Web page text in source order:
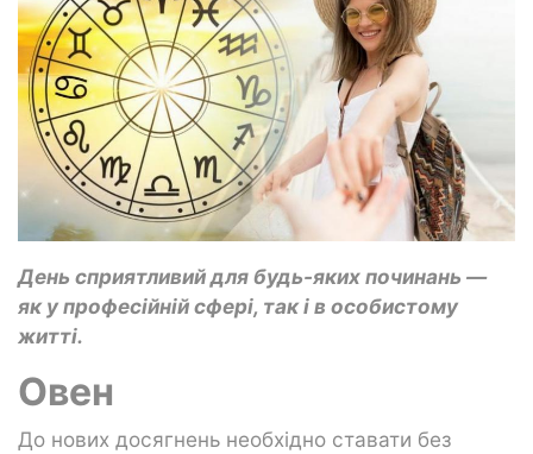
День сприятливий для будь-яких починань —
як у професійній сфері, так і в особистому
житті.
Овен
До нових досягнень необхідно ставати без